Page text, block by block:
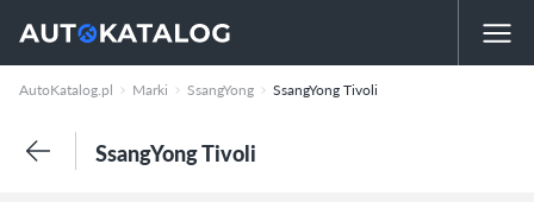
AutoKatalog.pl Marki SsangYong SsangYong Tivoli
SsangYong Tivoli